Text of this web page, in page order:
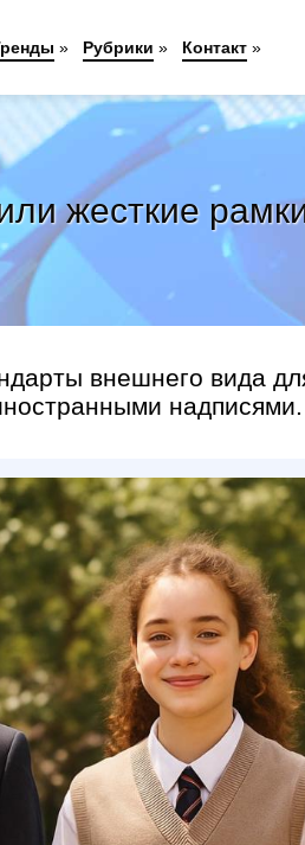
жесткие
внешнего вида
» Рубрики » Контакт»